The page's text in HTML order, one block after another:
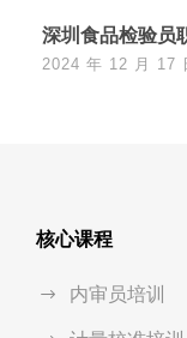
深圳食品检验员
2024 年 12 月 17
核心课程
内审员培训